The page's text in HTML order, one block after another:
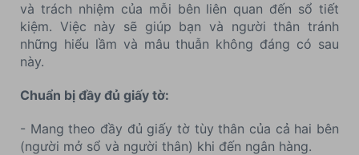
và trách nhiệm của mỗi bên liên quan đến sổ tiết
kiệm. Việc này sẽ giúp bạn và người thân tránh
những hiểu lầm và mâu thuẫn không đáng có sau
này.
Chuẩn bị đầy đủ giấy tờ:
- Mang theo đầy đủ giấy tờ tùy thân của cả hai bên
(người mở sổ và người thân) khi đến ngân hàng.